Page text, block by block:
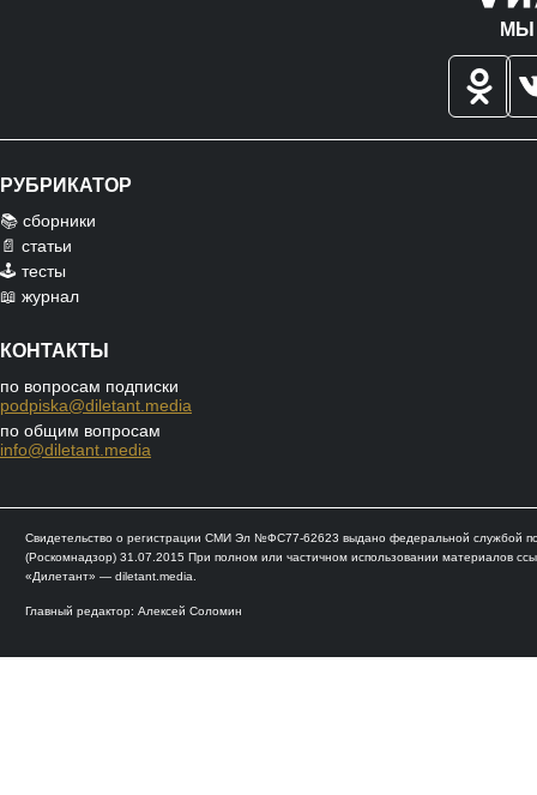
МЫ
РУБРИКАТОР
📚 сборники
📄 статьи
🕹️ тесты
📖 журнал
КОНТАКТЫ
по вопросам подписки
podpiska@diletant.media
по общим вопросам
info@diletant.media
Свидетельство о регистрации СМИ Эл №ФС77-62623 выдано федеральной службой
(Роскомнадзор) 31.07.2015 При полном или частичном использовании материалов
«Дилетант» — diletant.media.
Главный редактор: Алексей Соломин